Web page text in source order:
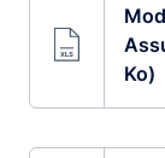
Ko)